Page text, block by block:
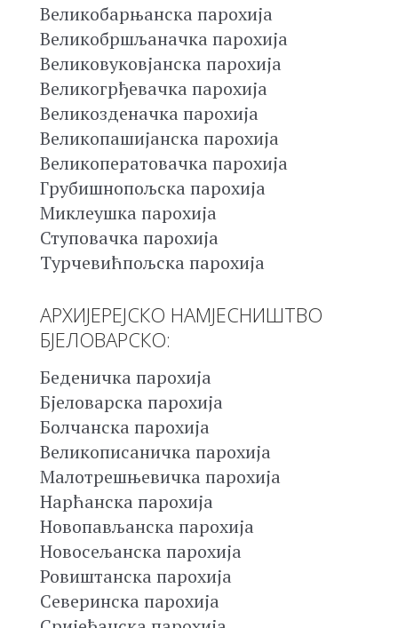
Великобарњанска парохија
Великобршљаначка парохија
Великовуковјанска парохија
Великогрђевачка парохија
Великозденачка парохија
Великопашијанска парохија
Великоператовачка парохија
Грубишнопољска парохија
Миклеушка парохија
Ступовачка парохија
Турчевићпољска парохија
АРХИЈЕРЕЈСКО НАМЈЕСНИШТВО
БЈЕЛОВАРСКО:
Беденичка парохија
Бјеловарска парохија
Болчанска парохија
Великописаничка парохија
Малотрешњевичка парохија
Нарћанска парохија
Новопављанска парохија
Новосељанска парохија
Ровиштанска парохија
Северинска парохија